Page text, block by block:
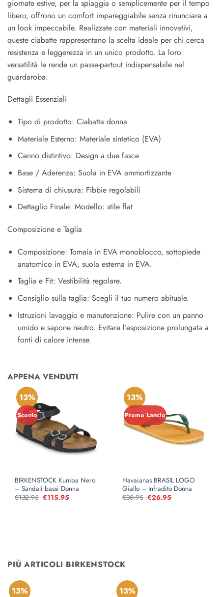
giornate estive, per la spiaggia o semplicemente per il tempo
libero, offrono un comfort impareggiabile senza rinunciare a
un look impeccabile. Realizzate con materiali innovativi,
queste ciabatte rappresentano la scelta ideale per chi cerca
resistenza e leggerezza in un unico prodotto. La loro
versatilità le rende un passe-partout indispensabile nel
guardaroba.
Dettagli Essenziali
Tipo di prodotto: Ciabatta donna
Materiale Esterno: Materiale sintetico (EVA)
Cenno distintivo: Design a due fasce
Base / Aderenza: Suola in EVA ammortizzante
Sistema di chiusura: Fibbie regolabili
Dettaglio Finale: Modello: stile flat
Composizione e Taglia
Composizione: Tomaia in EVA monoblocco, sottopiede
anatomico in EVA, suola esterna in EVA.
Taglia e Fit: Vestibilità regolare.
Consiglio sulla taglia: Scegli il tuo numero abituale.
Istruzioni lavaggio e manutenzione: Pulire con un panno
umido e sapone neutro. Evitare l’esposizione prolungata a
fonti di calore intense.
APPENA VENDUTI
13%
Sconto
BIRKENSTOCK Kumba Nero
– Sandali bassi Donna
€132.95 Il
€115.95Il
13%
Promo Lancio
Havaianas BRASIL LOGO
Giallo – Infradito Donna
€30.95 Il
€26.95Il
PIÙ ARTICOLI BIRKENSTOCK
13% 13%